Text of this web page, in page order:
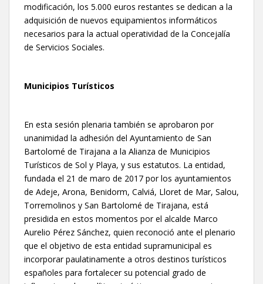
modificación, los 5.000 euros restantes se dedican a la
adquisición de nuevos equipamientos informáticos
necesarios para la actual operatividad de la Concejalía
de Servicios Sociales.
Municipios Turísticos
En esta sesión plenaria también se aprobaron por
unanimidad la adhesión del Ayuntamiento de San
Bartolomé de Tirajana a la Alianza de Municipios
Turísticos de Sol y Playa, y sus estatutos. La entidad,
fundada el 21 de maro de 2017 por los ayuntamientos
de Adeje, Arona, Benidorm, Calviá, Lloret de Mar, Salou,
Torremolinos y San Bartolomé de Tirajana, está
presidida en estos momentos por el alcalde Marco
Aurelio Pérez Sánchez, quien reconoció ante el plenario
que el objetivo de esta entidad supramunicipal es
incorporar paulatinamente a otros destinos turísticos
españoles para fortalecer su potencial grado de